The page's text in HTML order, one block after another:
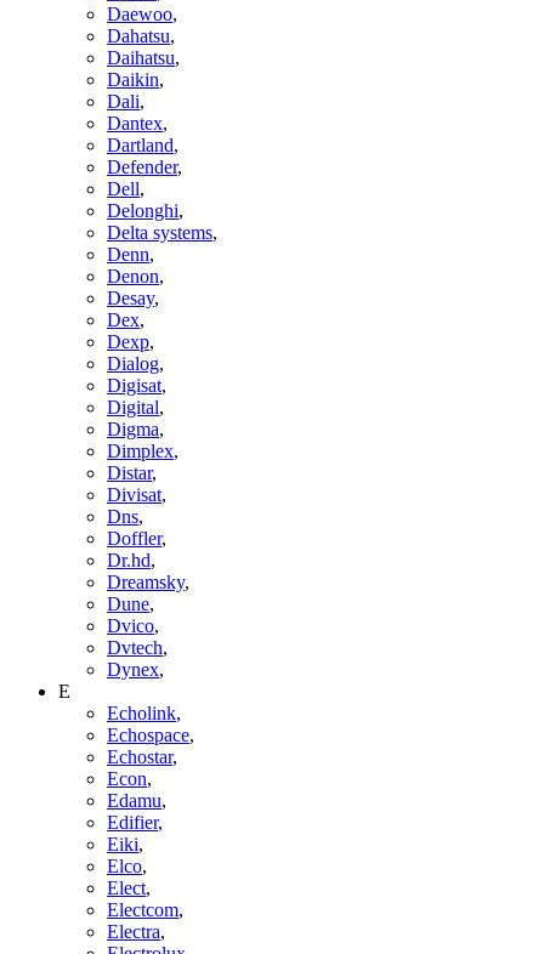
Daewoo,
Dahatsu,
Daihatsu,
Daikin,
Dali,
Dantex,
Dartland,
Defender,
Dell,
Delonghi,
Delta systems,
Denn,
Denon,
Desay,
Dex,
Dexp,
Dialog,
Digisat,
Digital,
Digma,
Dimplex,
Distar,
Divisat,
Dns,
Doffler,
Dr.hd,
Dreamsky,
Dune,
Dvico,
Dvtech,
Dynex,
E
Echolink,
Echospace,
Echostar,
Econ,
Edamu,
Edifier,
Eiki,
Elco,
Elect,
Electcom,
Electra,